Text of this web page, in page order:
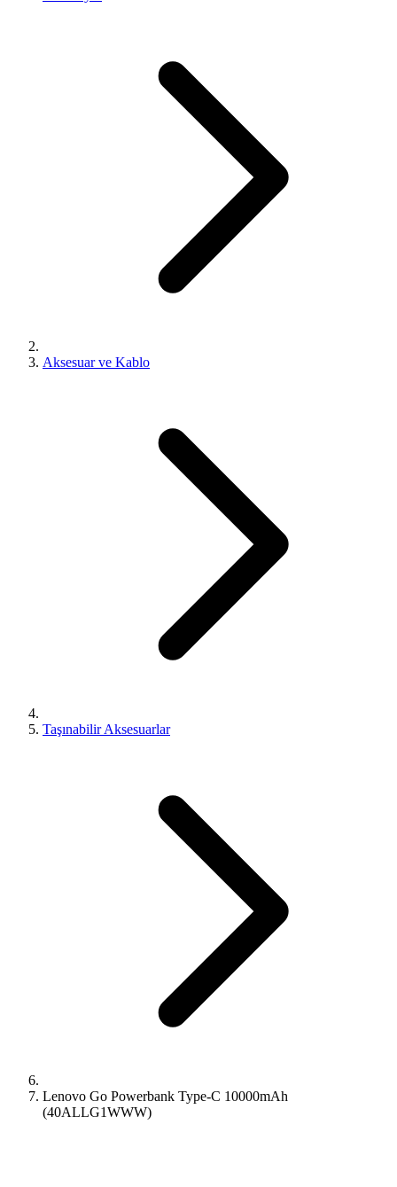
Aksesuar ve Kablo
Taşınabilir Aksesuarlar
Lenovo Go Powerbank Type-C 10000mAh
(40ALLG1WWW)